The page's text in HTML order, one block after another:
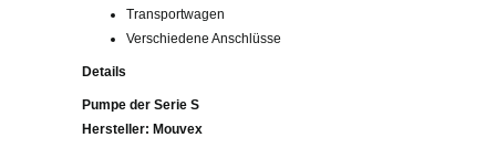
Transportwagen
Verschiedene Anschlüsse
Details
Pumpe der Serie S
Hersteller: Mouvex